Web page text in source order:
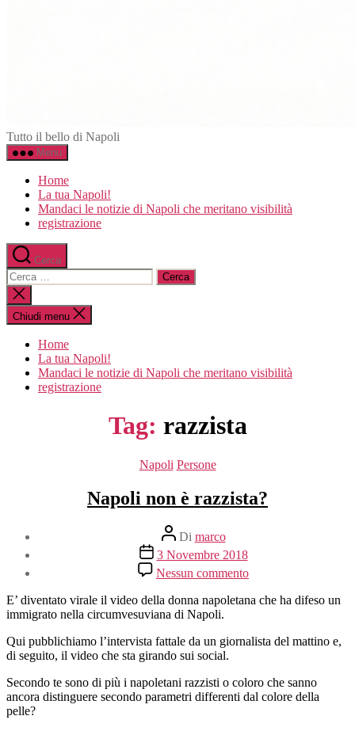
Napoli.in
Tutto il bello di Napoli
Menu
Home
La tua Napoli!
Mandaci le notizie di Napoli che meritano visibilità
registrazione
Cerca
Cerca:
Chiudi
la
ricerca
Chiudi menu
Home
La tua Napoli!
Mandaci le notizie di Napoli che meritano visibilità
registrazione
Tag: razzista
Categorie
Napoli Persone
Napoli non è razzista?
Autore
articolo
Di marco
Data
dell'articolo
3 Novembre 2018
Nessun commento
Napoli
non
E’ diventato virale il video della donna napoletana che ha difeso un
immigrato nella circumvesuviana di Napoli.
Qui pubblichiamo l’intervista fattale da un giornalista del mattino e,
di seguito, il video che sta girando sui social.
Secondo te sono di più i napoletani razzisti o coloro che sanno
ancora distinguere secondo parametri differenti dal colore della
pelle?